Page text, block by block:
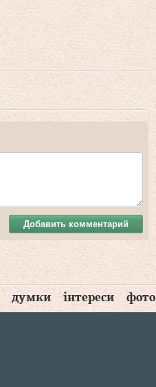
Добавить комментарий
думки інтереси фото